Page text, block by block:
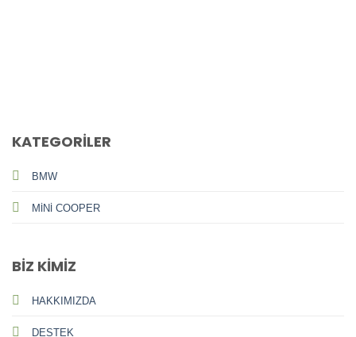
KATEGORİLER
BMW
MİNİ COOPER
BİZ KİMİZ
HAKKIMIZDA
DESTEK